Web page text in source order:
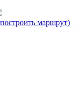
маршрут)